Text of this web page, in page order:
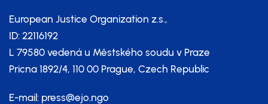
European Justice Organization z.s.,
ID: 22116192
L 79580 vedená u Městského soudu v Praze
Pricna 1892/4, 110 00 Prague, Czech Republic
E-mail: press@ejo.ngo